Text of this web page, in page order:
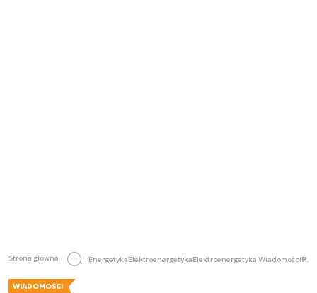
Strona główna EnergetykaElektroenergetykaElektroenergetyka Wiadomości
WIADOMOŚCI